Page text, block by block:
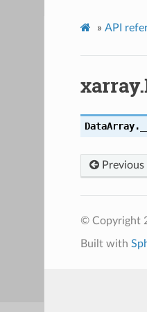
» API
DataArray.
Previous
© Copyright
Built with